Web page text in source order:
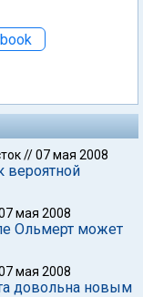
//07 мая 2008
вероятной
мая 2008
Ольмерт может
мая 2008
довольна новым